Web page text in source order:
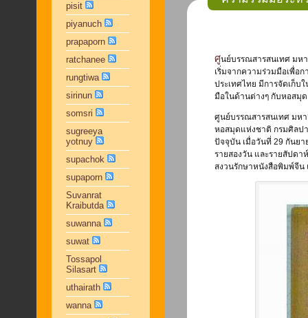
pisit
piyanuch
prapaporn
ratchanee
rungtiwa
sirinun
somsri
sugreeya
yotnuy
supachok
supaporn
Suvanrat
Kraibutda
suwanna
suwat
Tossapol
Silasart
uthairath
wanna
ศูนย์บรรณสารสนเทศ มหาวิทยาลัยหัวเฉียวเฉลิมพระเกียรติ มีความร่วมมือในหลาย ๆ ด้านกับหอสมุดแห่งชาติ
เริ่มจากความร่วมมือเพื่อ
ประเทศไทย มีการจัดเก็บ
มือในด้านต่างๆ กับหอสมุ
ศูนย์บรรณสารสนเทศ มห
หอสมุดแห่งชาติ กรมศิลป
ปัจจุบัน เมื่อวันที่ 29 กันย
รายสองวัน และรายสัปดา
สงวนรักษาหนังสือพิมพ์จีน